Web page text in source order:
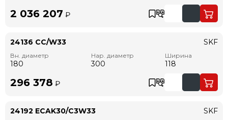
2 036 207 ₽
24136 CC/W33
Вн. диаметр
180
Нар. диаметр
300
Ширина
118
SKF
296 378 ₽
24192 ECAK30/C3W33 SKF